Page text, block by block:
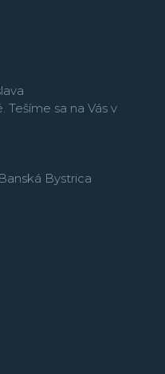
Tešíme sa na Vás v
Bystrica